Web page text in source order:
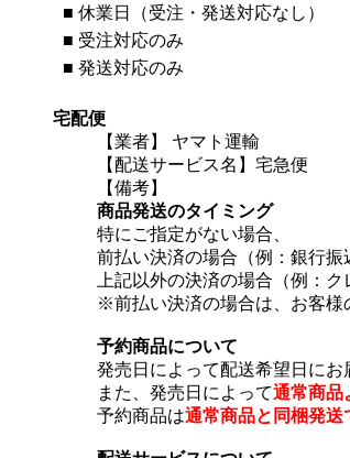
■ 休業日（受注・発送対応なし）
■ 受注対応のみ
■ 発送対応のみ
宅配便
【業者】 ヤマト運輸
【配送サービス名】宅急便
【備考】
商品発送のタイミング
特にご指定がない場合、
前払い決済の場合（例：銀行
上記以外の決済の場合（例：
※前払い決済の場合は、お客様
予約商品について
発売日によって配送希望日にお
また、発売日によって通常商品
予約商品は通常商品と同梱発送